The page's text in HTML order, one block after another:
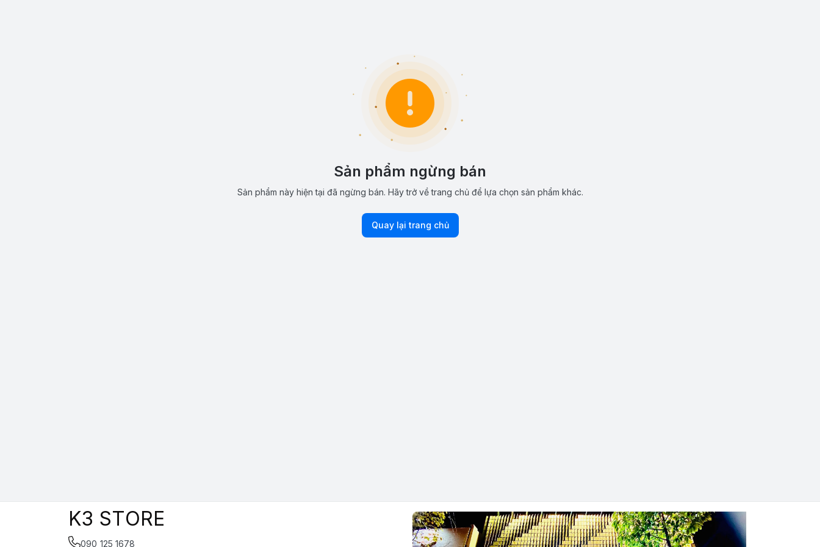
Sản phẩm ngừng bán
Sản phẩm này hiện tại đã ngừng bán. Hãy trở về trang chủ để lựa chọn sản phẩm khác.
Quay lại trang chủ
K3 STORE
090 125 1678